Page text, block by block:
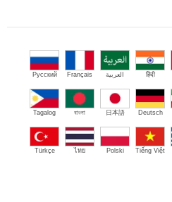
हिंदी العربية Français
Русский
Deutsch
日本語
বাংলা
Tagalog
Tiếng Việt
Polski
ไทย
Türkçe